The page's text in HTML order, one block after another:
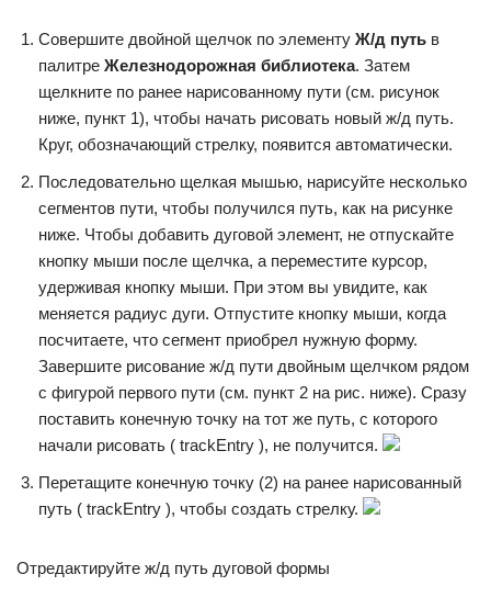
Совершите двойной щелчок по элементу Ж/д путь в
палитре Железнодорожная библиотека. Затем
щелкните по ранее нарисованному пути (см. рисунок
ниже, пункт 1), чтобы начать рисовать новый ж/д путь.
Круг, обозначающий стрелку, появится автоматически.
Последовательно щелкая мышью, нарисуйте несколько
сегментов пути, чтобы получился путь, как на рисунке
ниже. Чтобы добавить дуговой элемент, не отпускайте
кнопку мыши после щелчка, а переместите курсор,
удерживая кнопку мыши. При этом вы увидите, как
меняется радиус дуги. Отпустите кнопку мыши, когда
посчитаете, что сегмент приобрел нужную форму.
Завершите рисование ж/д пути двойным щелчком рядом
с фигурой первого пути (см. пункт 2 на рис. ниже). Сразу
поставить конечную точку на тот же путь, с которого
начали рисовать ( trackEntry ), не получится.
Перетащите конечную точку (2) на ранее нарисованный
путь ( trackEntry ), чтобы создать стрелку.
Отредактируйте ж/д путь дуговой формы